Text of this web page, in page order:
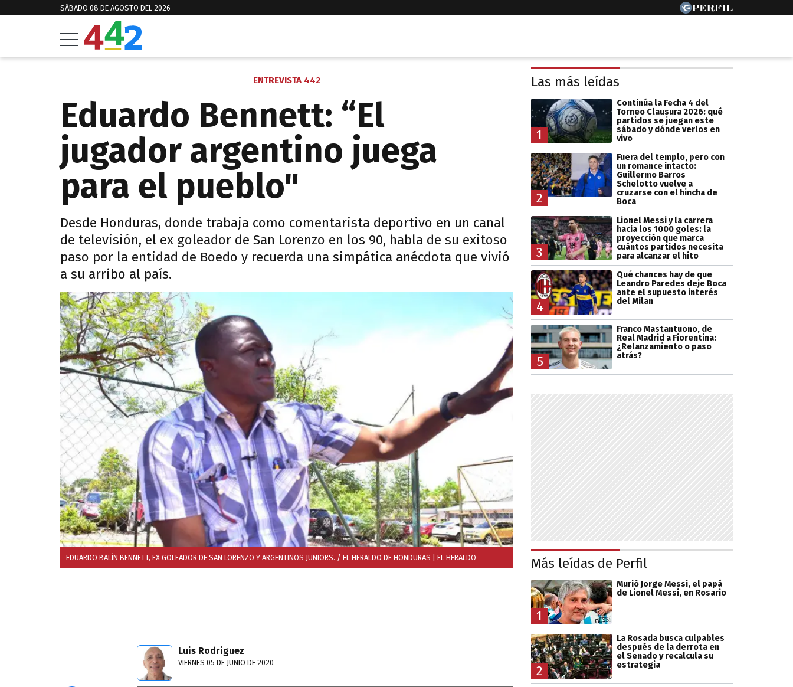
SÁBADO 08 DE AGOSTO DEL 2026
ENTREVISTA 442
Eduardo Bennett: “El
jugador argentino juega
para el pueblo"
Desde Honduras, donde trabaja como comentarista deportivo en un canal
de televisión, el ex goleador de San Lorenzo en los 90, habla de su exitoso
paso por la entidad de Boedo y recuerda una simpática anécdota que vivió
a su arribo al país.
EDUARDO BALÍN BENNETT, EX GOLEADOR DE SAN LORENZO Y ARGENTINOS JUNIORS. / EL HERALDO DE HONDURAS | EL HERALDO
Luis Rodriguez
VIERNES 05 DE JUNIO DE 2020
Las más leídas
1
Continúa la Fecha 4 del
Torneo Clausura 2026: qué
partidos se juegan este
sábado y dónde verlos en
vivo
2
Fuera del templo, pero con
un romance intacto:
Guillermo Barros
Schelotto vuelve a
cruzarse con el hincha de
Boca
3
Lionel Messi y la carrera
hacia los 1000 goles: la
proyección que marca
cuántos partidos necesita
para alcanzar el hito
4
Qué chances hay de que
Leandro Paredes deje Boca
ante el supuesto interés
del Milan
5
Franco Mastantuono, de
Real Madrid a Fiorentina:
¿Relanzamiento o paso
atrás?
Más leídas de Perfil
1
Murió Jorge Messi, el papá
de Lionel Messi, en Rosario
2
La Rosada busca culpables
después de la derrota en
el Senado y recalcula su
estrategia